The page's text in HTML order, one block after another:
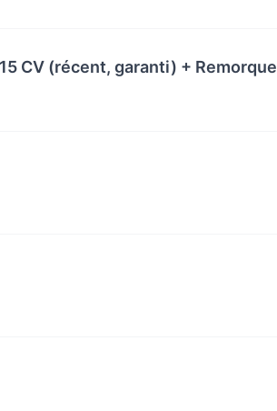
CV (récent, garanti) + Remorque